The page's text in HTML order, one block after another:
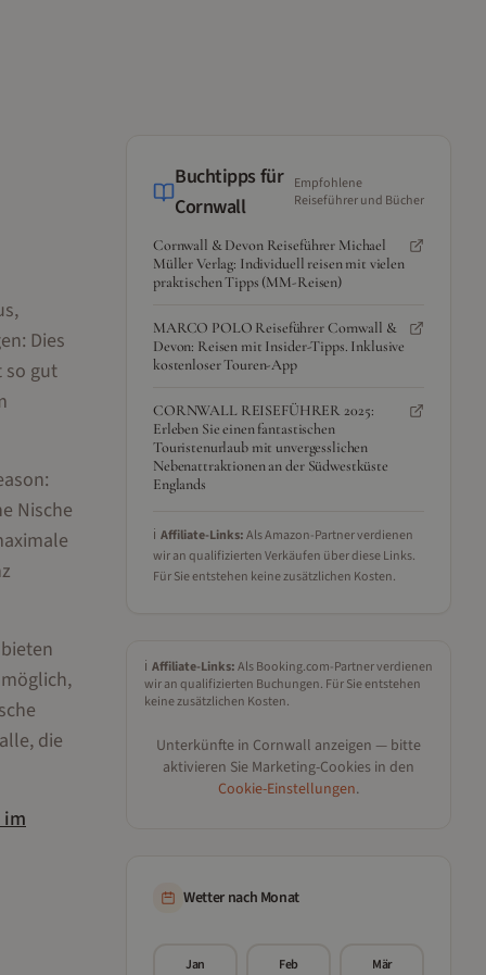
Dies
so gut
Nische
die
im
Buchtipps für
Cornwall
Empfohlene
Reiseführer und Bücher
Cornwall & Devon Reiseführer Michael
Müller Verlag: Individuell reisen mit vielen
praktischen Tipps (MM-Reisen)
MARCO POLO Reiseführer Cornwall &
Devon: Reisen mit Insider-Tipps. Inklusive
kostenloser Touren-App
CORNWALL REISEFÜHRER 2025:
Erleben Sie einen fantastischen
Touristenurlaub mit unvergesslichen
Nebenattraktionen an der Südwestküste
Englands
ℹ️ Affiliate-Links:Als Amazon-Partner verdienen
wir an qualifizierten Verkäufen über diese Links.
Für Sie entstehen keine zusätzlichen Kosten.
ℹ️ Affiliate-Links:Als Booking.com-Partner verdienen
wir an qualifizierten Buchungen. Für Sie entstehen
keine zusätzlichen Kosten.
Unterkünfte in Cornwall anzeigen — bitte
aktivieren Sie Marketing-Cookies in den
Cookie-Einstellungen.
Wetter nach Monat
Jan Feb Mär